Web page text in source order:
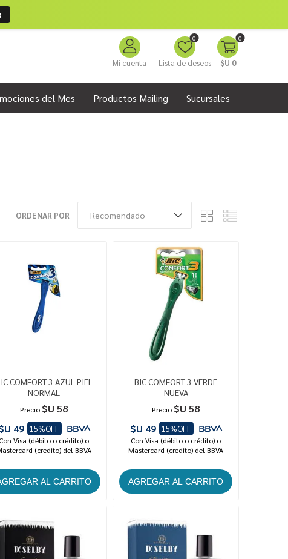
Mi cuenta Lista de deseos
0 0
$U 0
del Mes Productos Mailing Sucursales
ORDENAR POR
COMFORT 3 AZUL PIEL
NORMAL
Precio $U 58
49 15%OFF
Con Visa (débito o crédito) o
(credito) del BBVA
BIC COMFORT 3 VERDE
NUEVA
Precio $U 58
$U 49 15%OFF
Con Visa (débito o crédito) o
Mastercard (credito) del BBVA